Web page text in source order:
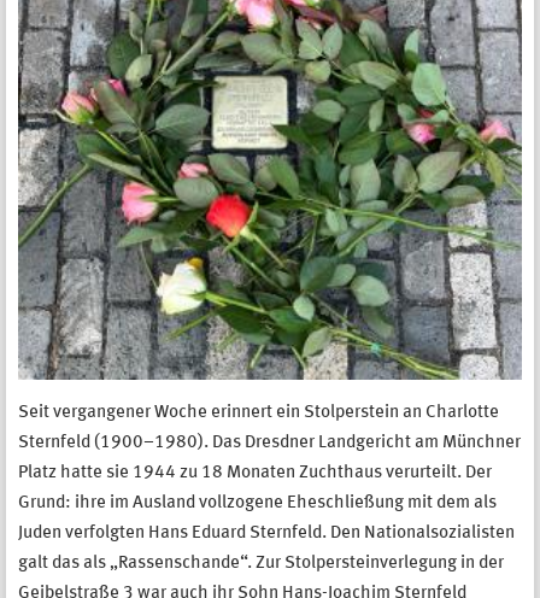
Seit vergangener Woche erinnert ein Stolperstein an Charlotte
Sternfeld (1900–1980). Das Dresdner Landgericht am Münchner
Platz hatte sie 1944 zu 18 Monaten Zuchthaus verurteilt. Der
Grund: ihre im Ausland vollzogene Eheschließung mit dem als
Juden verfolgten Hans Eduard Sternfeld. Den Nationalsozialisten
galt das als „Rassenschande“. Zur Stolpersteinverlegung in der
Geibelstraße 3 war auch ihr Sohn Hans-Joachim Sternfeld